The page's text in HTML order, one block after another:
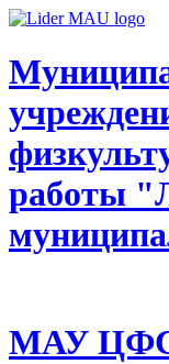
работы
МАУ